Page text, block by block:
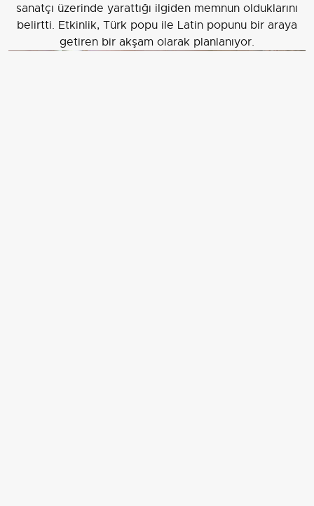
sanatçı üzerinde yarattığı ilgiden memnun olduklarını
belirtti. Etkinlik, Türk popu ile Latin popunu bir araya
getiren bir akşam olarak planlanıyor.